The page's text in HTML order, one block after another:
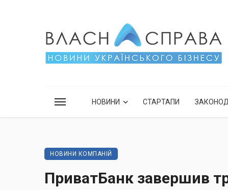
НОВИНИ СТАРТАПИ
НОВИНИ КОМПАНІЙ
ПриватБанк завершив